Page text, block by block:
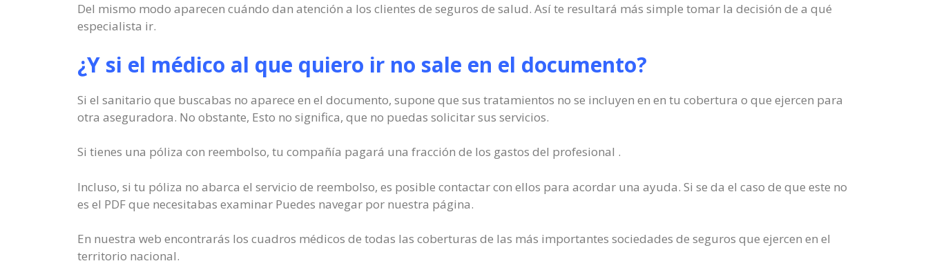
Del mismo modo aparecen cuándo dan atención a los clientes de seguros de salud. Así te resultará más simple tomar la decisión de a qué
especialista ir.
¿Y si el médico al que quiero ir no sale en el documento?
Si el sanitario que buscabas no aparece en el documento, supone que sus tratamientos no se incluyen en en tu cobertura o que ejercen para
otra aseguradora. No obstante, Esto no significa, que no puedas solicitar sus servicios.
Si tienes una póliza con reembolso, tu compañía pagará una fracción de los gastos del profesional .
Incluso, si tu póliza no abarca el servicio de reembolso, es posible contactar con ellos para acordar una ayuda. Si se da el caso de que este no
es el PDF que necesitabas examinar Puedes navegar por nuestra página.
En nuestra web encontrarás los cuadros médicos de todas las coberturas de las más importantes sociedades de seguros que ejercen en el
territorio nacional.